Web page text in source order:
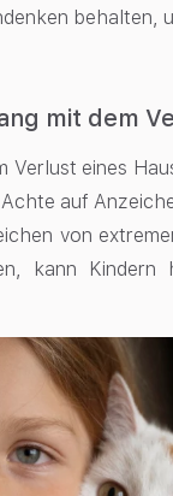
behalten,
mit dem
Verlust eines
auf
von
kann